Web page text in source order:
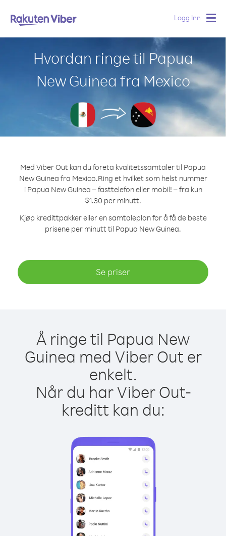
Logg Inn
Hvordan ringe til Papua
New Guinea fra Mexico
Med Viber Out kan du foreta kvalitetssamtaler til Papua
New Guinea fra Mexico.Ring et hvilket som helst nummer
i Papua New Guinea – fasttelefon eller mobil! – fra kun
$1.30 per minutt.
Kjøp kredittpakker eller en samtaleplan for å få de beste
prisene per minutt til Papua New Guinea.
Se priser
Å ringe til Papua New
Guinea med Viber Out er
enkelt.
Når du har Viber Out-
kreditt kan du: